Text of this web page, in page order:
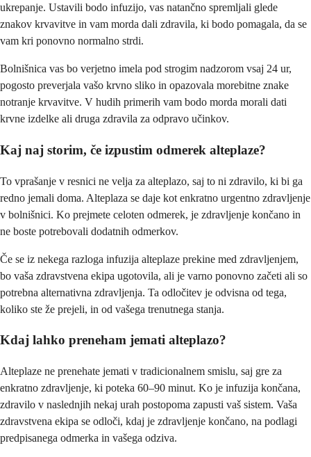
ukrepanje. Ustavili bodo infuzijo, vas natančno spremljali glede
znakov krvavitve in vam morda dali zdravila, ki bodo pomagala, da se
vam kri ponovno normalno strdi.
Bolnišnica vas bo verjetno imela pod strogim nadzorom vsaj 24 ur,
pogosto preverjala vašo krvno sliko in opazovala morebitne znake
notranje krvavitve. V hudih primerih vam bodo morda morali dati
krvne izdelke ali druga zdravila za odpravo učinkov.
Kaj naj storim, če izpustim odmerek alteplaze?
To vprašanje v resnici ne velja za alteplazo, saj to ni zdravilo, ki bi ga
redno jemali doma. Alteplaza se daje kot enkratno urgentno zdravljenje
v bolnišnici. Ko prejmete celoten odmerek, je zdravljenje končano in
ne boste potrebovali dodatnih odmerkov.
Če se iz nekega razloga infuzija alteplaze prekine med zdravljenjem,
bo vaša zdravstvena ekipa ugotovila, ali je varno ponovno začeti ali so
potrebna alternativna zdravljenja. Ta odločitev je odvisna od tega,
koliko ste že prejeli, in od vašega trenutnega stanja.
Kdaj lahko preneham jemati alteplazo?
Alteplaze ne prenehate jemati v tradicionalnem smislu, saj gre za
enkratno zdravljenje, ki poteka 60–90 minut. Ko je infuzija končana,
zdravilo v naslednjih nekaj urah postopoma zapusti vaš sistem. Vaša
zdravstvena ekipa se odloči, kdaj je zdravljenje končano, na podlagi
predpisanega odmerka in vašega odziva.